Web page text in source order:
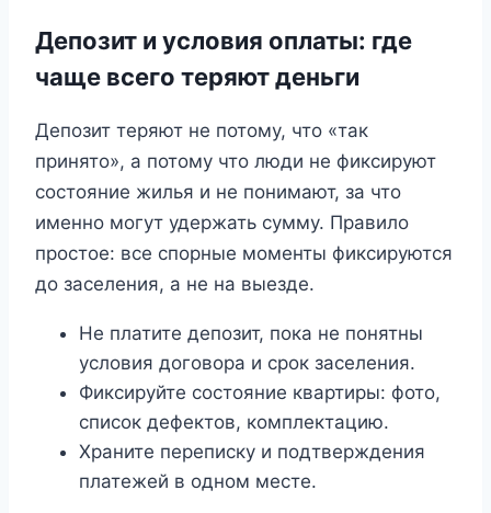
Депозит и условия оплаты: где
чаще всего теряют деньги
Депозит теряют не потому, что «так
принято», а потому что люди не фиксируют
состояние жилья и не понимают, за что
именно могут удержать сумму. Правило
простое: все спорные моменты фиксируются
до заселения, а не на выезде.
Не платите депозит, пока не понятны
условия договора и срок заселения.
Фиксируйте состояние квартиры: фото,
список дефектов, комплектацию.
Храните переписку и подтверждения
платежей в одном месте.